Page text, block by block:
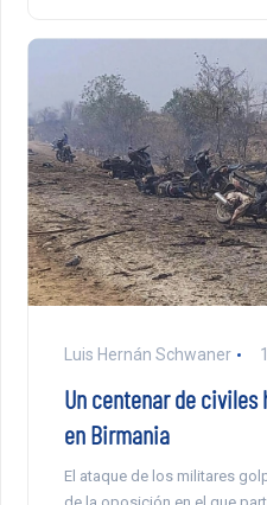
Luis Hernán Schwaner
Un centenar de civiles
en Birmania
El ataque de los militares